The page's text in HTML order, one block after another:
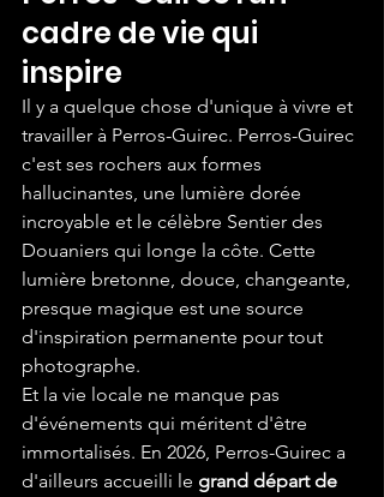
cadre de vie qui
inspire
Il y a quelque chose d'unique à vivre et
travailler à Perros-Guirec. Perros-Guirec
c'est ses rochers aux formes
hallucinantes, une lumière dorée
incroyable et le célèbre Sentier des
Douaniers qui longe la côte. Cette
lumière bretonne, douce, changeante,
presque magique est une source
d'inspiration permanente pour tout
photographe.
Et la vie locale ne manque pas
d'événements qui méritent d'être
immortalisés. En 2026, Perros-Guirec a
d'ailleurs accueilli le grand départ de